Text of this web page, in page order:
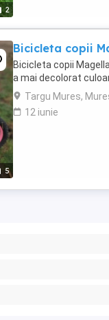
2
5
Bicicleta copii
Bicicleta copii
a mai decolorat
Targu Mures,
12 iunie